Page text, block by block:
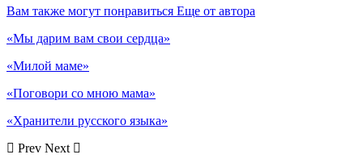
Вам также могут понравиться Еще от автора
«Мы дарим вам свои сердца»
«Милой маме»
«Поговори со мною мама»
«Хранители русского языка»
Prev Next